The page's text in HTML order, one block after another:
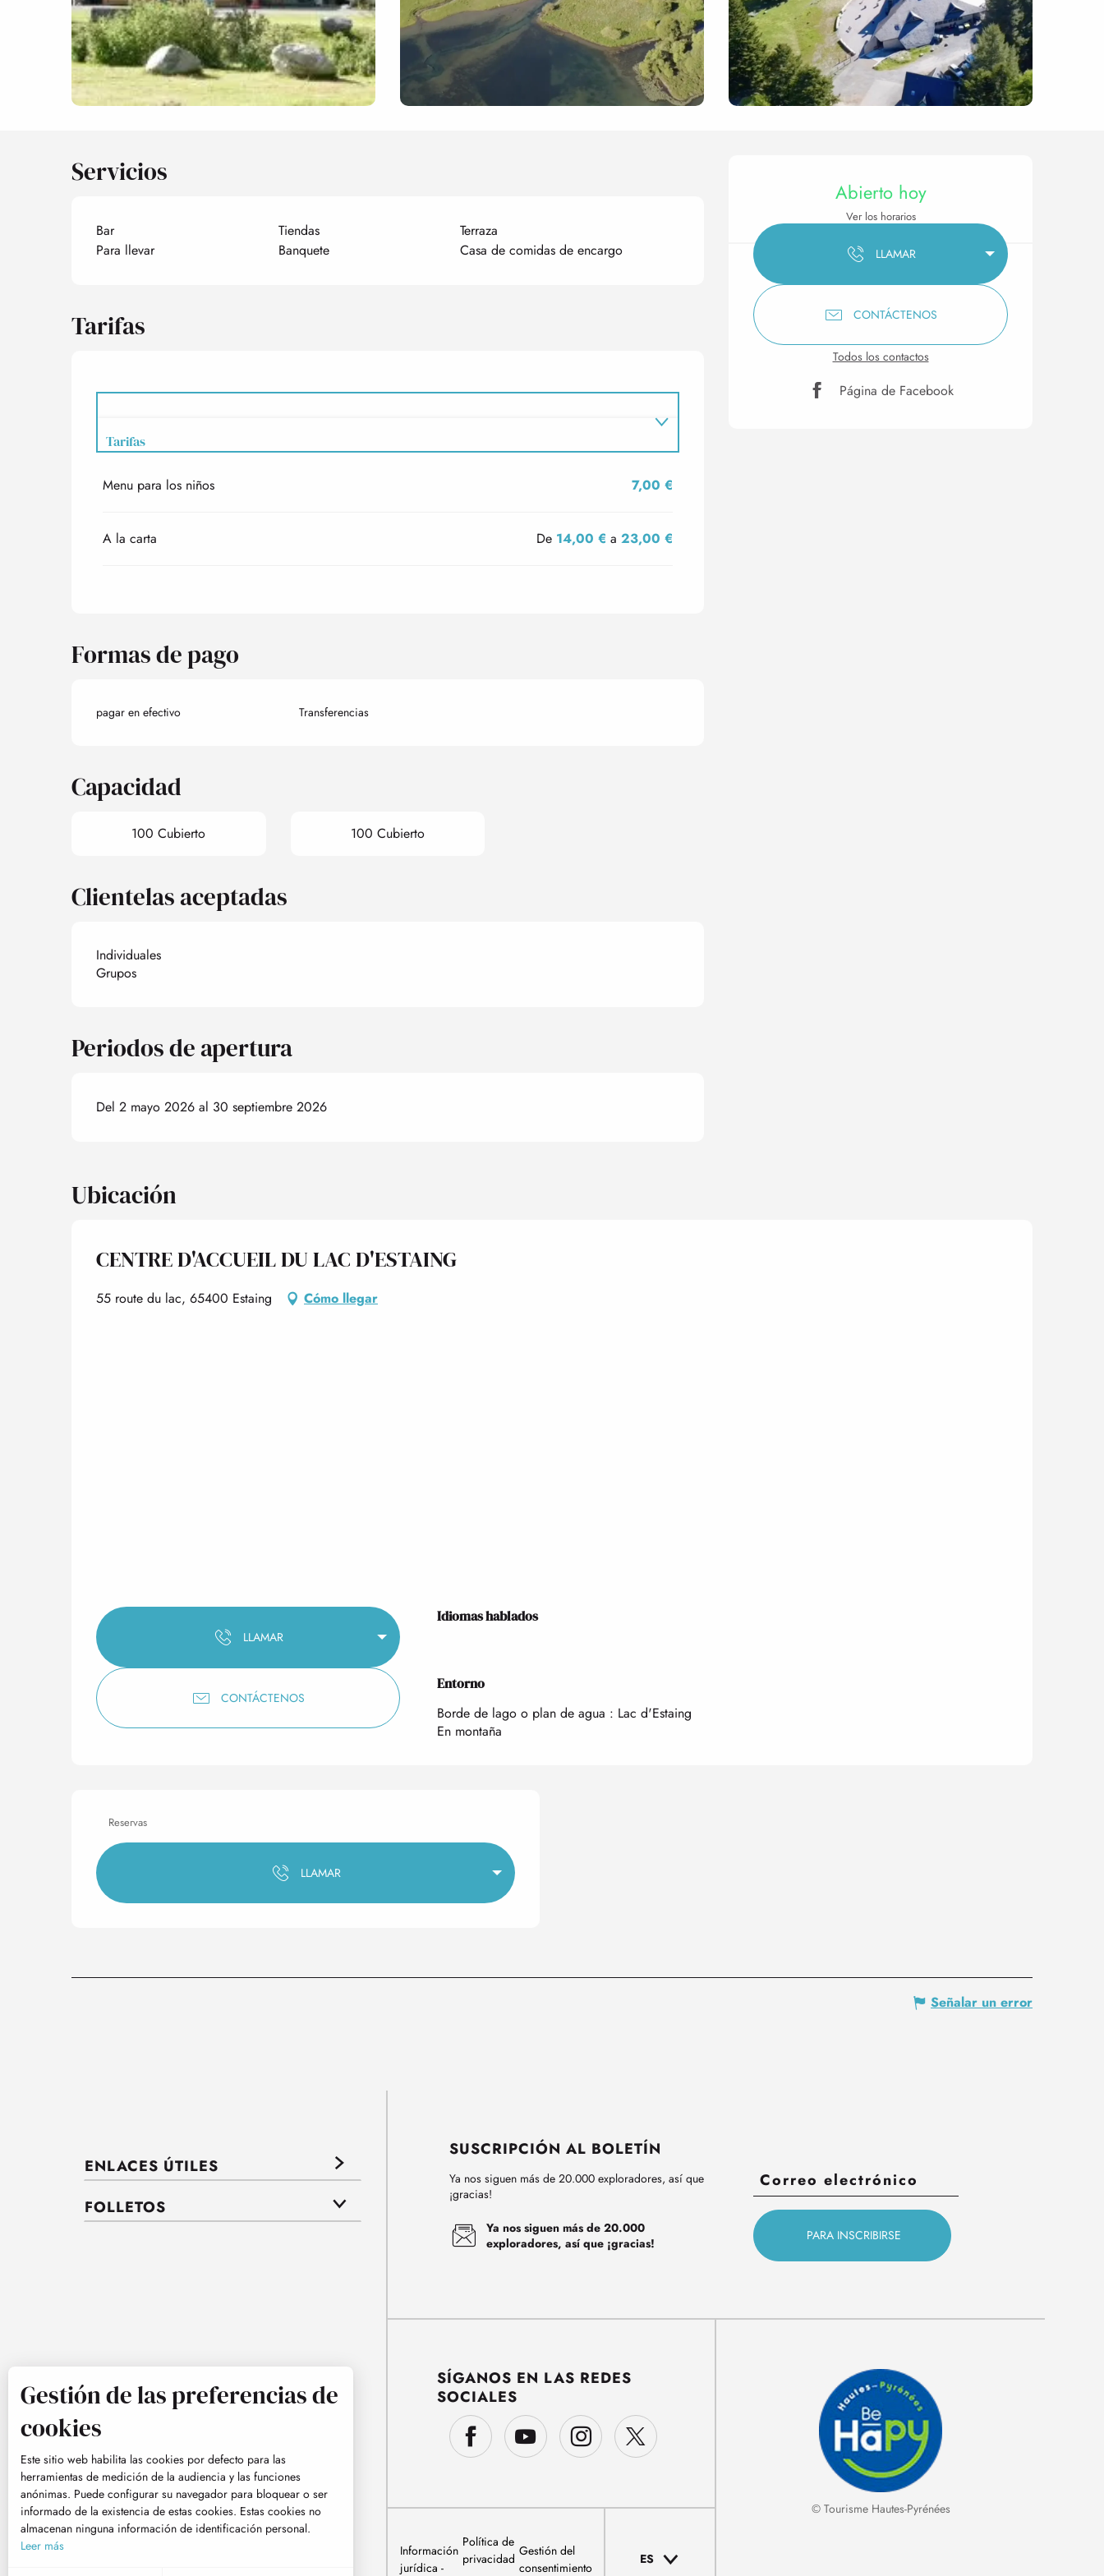
Horarios y datos de
Abierto hoy
Ver los horarios
LLAMAR
CONTÁCTENOS
Todos los contactos
Página de Facebook
Servicios
Bar Tiendas
Terraza
Para llevar
Banquete Casa de comidas de encargo
Tarifas
Tarifas
Tarifas 2027
Menu para los niños 7,00 €
A la carta De 14,00 € a23,00 €
Formas de pago
pagar en efectivo Transferencias
Capacidad
100 Cubierto 100 Cubierto
Clientelas aceptadas
Individuales
Grupos
Periodos de apertura
Del 2 mayo 2026 al 30 septiembre 2026
Ubicación
CENTRE D'ACCUEIL DU LAC D'ESTAING
55 route du lac, 65400 Estaing Cómo llegar
LLAMAR
CONTÁCTENOS
Idiomas hablados
Idiomas hablados
Entorno
Entorno
Borde de lago o plan de agua : Lac d'Estaing
En montaña
Reservas
LLAMAR
Señalar un error
ENLACES ÚTILES
FOLLETOS
SUSCRIPCIÓN AL BOLETÍN
Ya nos siguen más de 20.000 exploradores, así que
¡gracias!
Ya nos siguen más de 20.000
exploradores, así que ¡gracias!
SÍGANOS EN LAS REDES
SOCIALES
Información
jurídica
Política de
privacidad
Gestión del
consentimiento
ES
© Tourisme Hautes-Pyrénées
Gestión de las preferencias de
cookies
Este sitio web habilita las cookies por defecto para las
herramientas de medición de la audiencia y las funciones
anónimas. Puede configurar su navegador para bloquear o ser
informado de la existencia de estas cookies. Estas cookies no
almacenan ninguna información de identificación personal.
Leer más